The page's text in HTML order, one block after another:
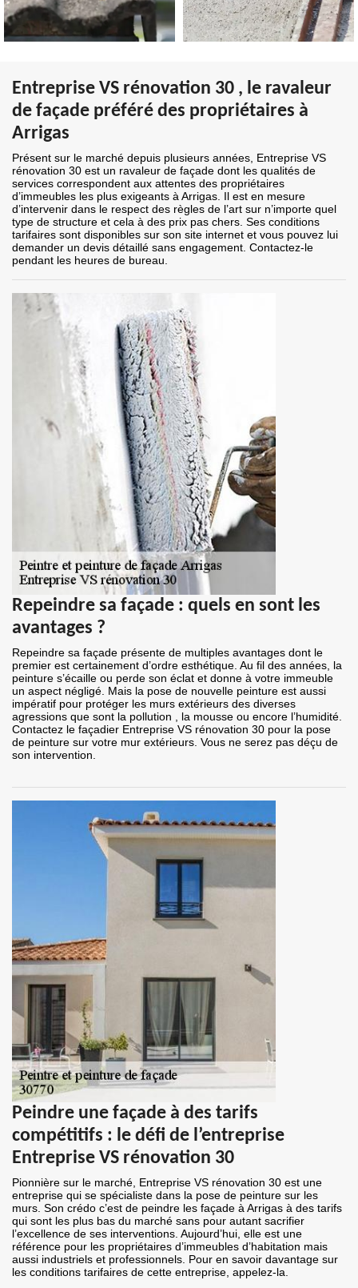
Entreprise VS rénovation 30 , le ravaleur
de façade préféré des propriétaires à
Arrigas
Présent sur le marché depuis plusieurs années, Entreprise VS
rénovation 30 est un ravaleur de façade dont les qualités de
services correspondent aux attentes des propriétaires
d’immeubles les plus exigeants à Arrigas. Il est en mesure
d’intervenir dans le respect des règles de l’art sur n’importe quel
type de structure et cela à des prix pas chers. Ses conditions
tarifaires sont disponibles sur son site internet et vous pouvez lui
demander un devis détaillé sans engagement. Contactez-le
pendant les heures de bureau.
Repeindre sa façade : quels en sont les
avantages ?
Repeindre sa façade présente de multiples avantages dont le
premier est certainement d’ordre esthétique. Au fil des années, la
peinture s’écaille ou perde son éclat et donne à votre immeuble
un aspect négligé. Mais la pose de nouvelle peinture est aussi
impératif pour protéger les murs extérieurs des diverses
agressions que sont la pollution , la mousse ou encore l’humidité.
Contactez le façadier Entreprise VS rénovation 30 pour la pose
de peinture sur votre mur extérieurs. Vous ne serez pas déçu de
son intervention.
Peindre une façade à des tarifs
compétitifs : le défi de l’entreprise
Entreprise VS rénovation 30
Pionnière sur le marché, Entreprise VS rénovation 30 est une
entreprise qui se spécialiste dans la pose de peinture sur les
murs. Son crédo c’est de peindre les façade à Arrigas à des tarifs
qui sont les plus bas du marché sans pour autant sacrifier
l’excellence de ses interventions. Aujourd’hui, elle est une
référence pour les propriétaires d’immeubles d’habitation mais
aussi industriels et professionnels. Pour en savoir davantage sur
les conditions tarifaires de cette entreprise, appelez-la.